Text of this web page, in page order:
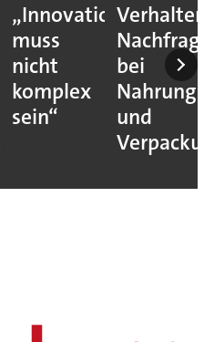
„Innovation
muss
nicht
komplex
sein“
bei
und